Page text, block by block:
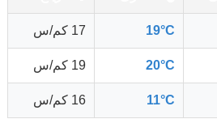
19°C 17 كم/س
20°C 19 كم/س
11°C 16 كم/س